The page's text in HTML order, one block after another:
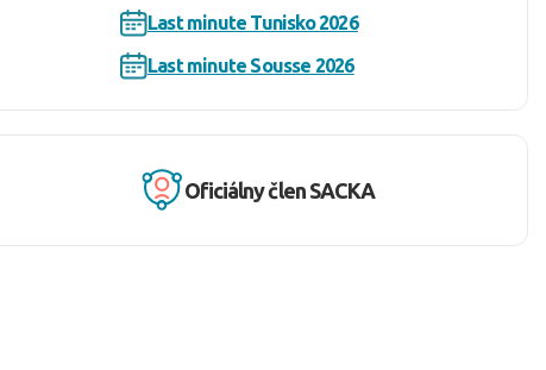
Last minute Tunisko 2026
Last minute Sousse 2026
Oficiálny člen SACKA